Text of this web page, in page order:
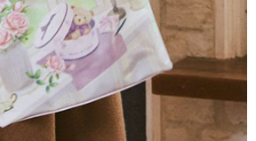
閱以下連結：https://oppay.tw/userRule
限公司提供之「AFTEE先享後付」服務完成之交
內提供個人資料，並將交易相關給付款項請求債
公司。
，請瀏覽以下網址：
徵得法定代理人或監護人之同意方可使用
含以上)免運費
含以上)免運費